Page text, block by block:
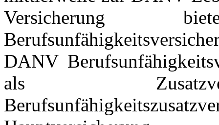
Versicherung
DANV
als